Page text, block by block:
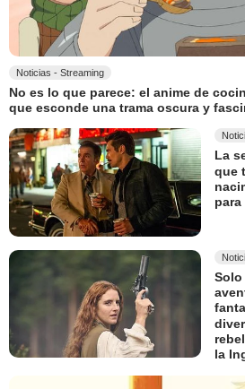
Noticias - Streaming
No es lo que parece: el anime de
que esconde una trama oscura y
La
que
la